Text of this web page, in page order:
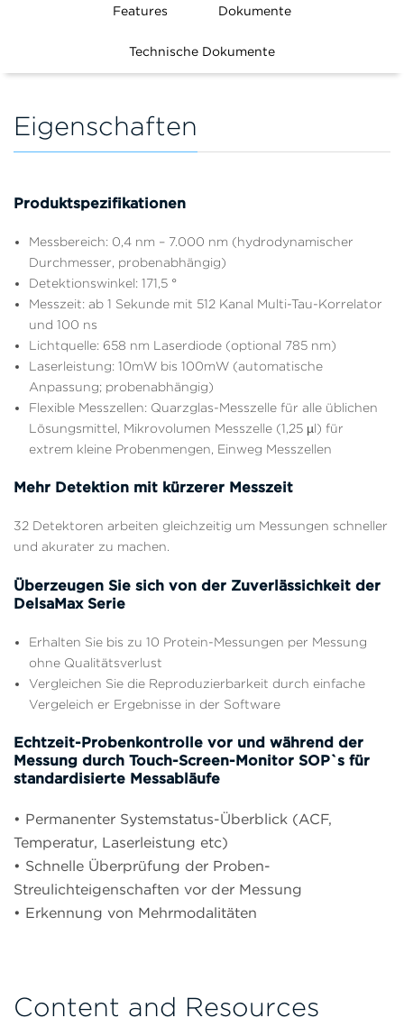
Features Dokumente
Technische Dokumente
Eigenschaften
Produktspezifikationen
Messbereich: 0,4 nm – 7.000 nm (hydrodynamischer
Durchmesser, probenabhängig)
Detektionswinkel: 171,5 °
Messzeit: ab 1 Sekunde mit 512 Kanal Multi-Tau-Korrelator
und 100 ns
Lichtquelle: 658 nm Laserdiode (optional 785 nm)
Laserleistung: 10mW bis 100mW (automatische
Anpassung; probenabhängig)
Flexible Messzellen: Quarzglas-Messzelle für alle üblichen
Lösungsmittel, Mikrovolumen Messzelle (1,25 µl) für
extrem kleine Probenmengen, Einweg Messzellen
Mehr Detektion mit kürzerer Messzeit
32 Detektoren arbeiten gleichzeitig um Messungen schneller
und akurater zu machen.
Überzeugen Sie sich von der Zuverlässichkeit der
DelsaMax Serie
Erhalten Sie bis zu 10 Protein-Messungen per Messung
ohne Qualitätsverlust
Vergleichen Sie die Reproduzierbarkeit durch einfache
Vergeleich er Ergebnisse in der Software
Echtzeit-Probenkontrolle vor und während der
Messung durch Touch-Screen-Monitor SOP`s für
standardisierte Messabläufe
• Permanenter Systemstatus-Überblick (ACF,
Temperatur, Laserleistung etc)
• Schnelle Überprüfung der Proben-
Streulichteigenschaften vor der Messung
• Erkennung von Mehrmodalitäten
Content and Resources